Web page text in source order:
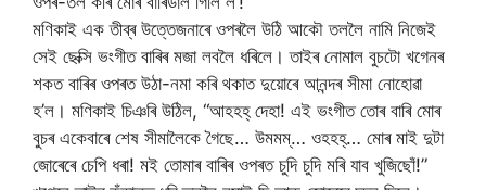
মণিকাই এক তীব্ৰ উত্তেজনাৰে ওপৰলৈ উঠি আকৌ তললৈ নামি নিজেই
সেই ছেক্সি ভংগীত বাৰিৰ মজা লবলৈ ধৰিলে। তাইৰ নোমাল বুচটো খগেনৰ
শকত বাৰিৰ ওপৰত উঠা-নমা কৰি থকাত দুয়োৰে আনন্দৰ সীমা নোহোৱা
হ’ল। মণিকাই চিঞৰি উঠিল, “আহহহ্ দেহা! এই ভংগীত তোৰ বাৰি মোৰ
বুচৰ একেবাৰে শেষ সীমালৈকে গৈছে… উমমম্… ওহহহ্… মোৰ মাই দুটা
জোৰেৰে চেপি ধৰা! মই তোমাৰ বাৰিৰ ওপৰত চুদি চুদি মৰি যাব খুজিছোঁ!”